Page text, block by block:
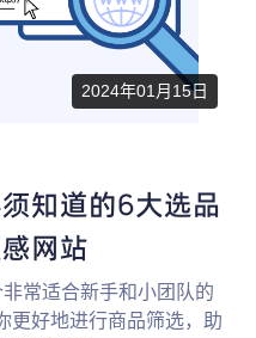
2024年01月15日
知道的6大选品
网站
常适合新手和小团队的
更好地进行商品筛选，助